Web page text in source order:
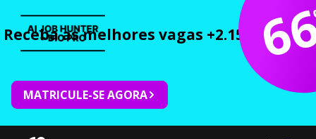
Receba as melhores vagas +2.150 cursos
MATRICULE-SE AGORA